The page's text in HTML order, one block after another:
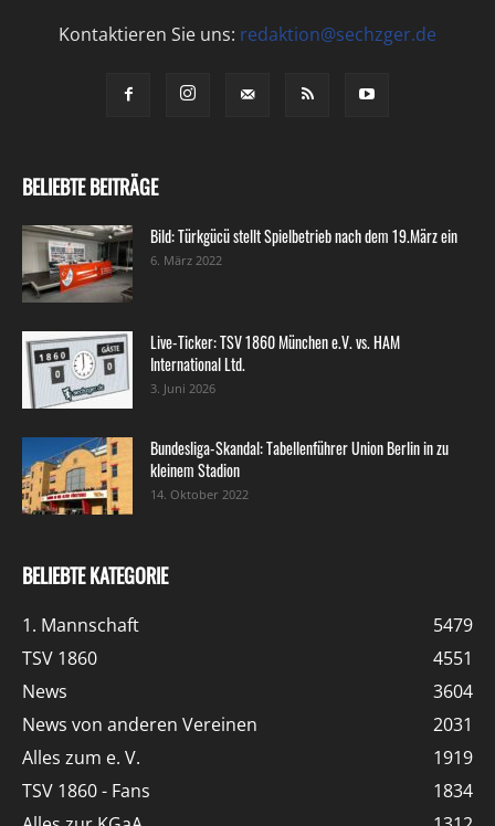
Kontaktieren Sie uns: redaktion@sechzger.de
BELIEBTE BEITRÄGE
Bild: Türkgücü stellt Spielbetrieb nach dem 19.März ein
6. März 2022
Live-Ticker: TSV 1860 München e.V. vs. HAM
International Ltd.
3. Juni 2026
Bundesliga-Skandal: Tabellenführer Union Berlin in zu
kleinem Stadion
14. Oktober 2022
BELIEBTE KATEGORIE
1. Mannschaft
5479
TSV 1860
4551
News
3604
News von anderen Vereinen
2031
Alles zum e. V.
1919
TSV 1860 - Fans
1834